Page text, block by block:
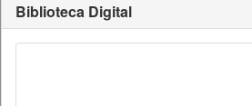
Biblioteca Digital